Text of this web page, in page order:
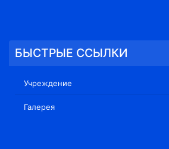
БЫСТРЫЕ ССЫЛКИ
Учреждение
Галерея